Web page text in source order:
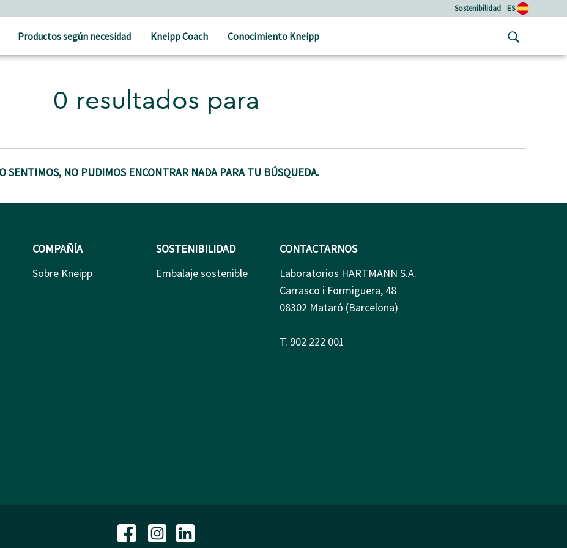
Sostenibilidad ES
Productos según necesidad Kneipp Coach Conocimiento Kneipp
0 resultados para
SENTIMOS, NO PUDIMOS ENCONTRAR NADA PARA TU BÚSQUEDA.
COMPAÑÍA
Sobre Kneipp
SOSTENIBILIDAD
Embalaje sostenible
CONTACTARNOS
Laboratorios HARTMANN S.A.
Carrasco i Formiguera, 48
08302 Mataró (Barcelona)
T. 902 222 001